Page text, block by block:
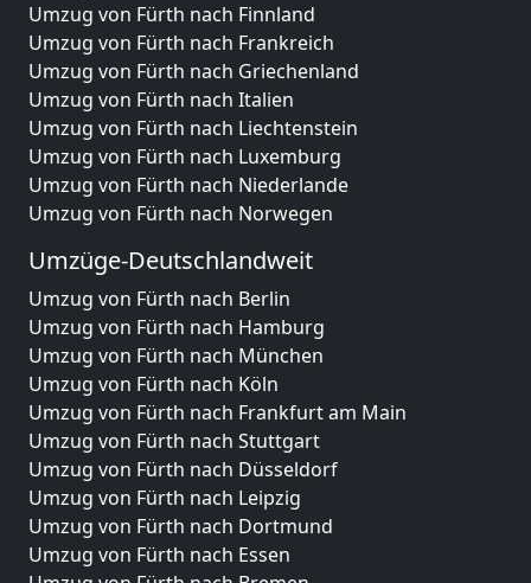
Umzug von Fürth nach Finnland
Umzug von Fürth nach Frankreich
Umzug von Fürth nach Griechenland
Umzug von Fürth nach Italien
Umzug von Fürth nach Liechtenstein
Umzug von Fürth nach Luxemburg
Umzug von Fürth nach Niederlande
Umzug von Fürth nach Norwegen
Umzüge-Deutschlandweit
Umzug von Fürth nach Berlin
Umzug von Fürth nach Hamburg
Umzug von Fürth nach München
Umzug von Fürth nach Köln
Umzug von Fürth nach Frankfurt am Main
Umzug von Fürth nach Stuttgart
Umzug von Fürth nach Düsseldorf
Umzug von Fürth nach Leipzig
Umzug von Fürth nach Dortmund
Umzug von Fürth nach Essen